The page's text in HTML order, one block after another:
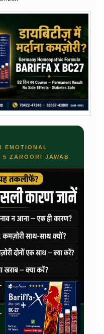
EMOTIONAL
ZAROORI JAWAB